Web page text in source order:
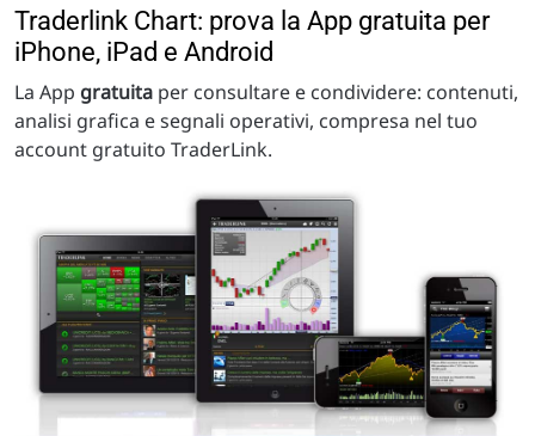
Traderlink Chart: prova la App gratuita per
iPhone, iPad e Android
La App gratuita per consultare e condividere: contenuti,
analisi grafica e segnali operativi, compresa nel tuo
account gratuito TraderLink.